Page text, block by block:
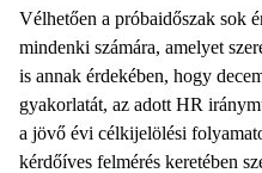
Vélhetően a próbaidőszak sok
mindenki számára, amelyet
is annak érdekében, hogy
gyakorlatát, az adott HR
a jövő évi célkijelölési
kérdőíves felmérés keretében